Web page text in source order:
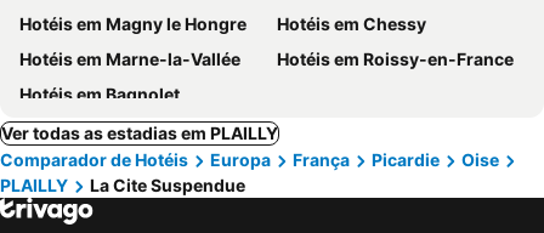
Hotéis em Magny le Hongre
Hotéis em Chessy
Hotéis em Marne-la-Vallée
Hotéis em Roissy-en-France
Hotéis em Bagnolet
Ver todas as estadias em PLAILLY
Comparador de Hotéis
Europa França Picardie
Oise
PLAILLY
La Cite Suspendue